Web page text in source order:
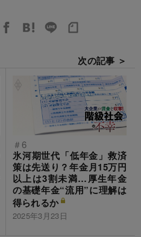
次の記事 ＞
＃6
氷河期世代「低年金」救済
策は先送り？年金月15万円
以上は3割未満…厚生年金
の基礎年金“流用”に理解は
得られるか
2025年3月23日